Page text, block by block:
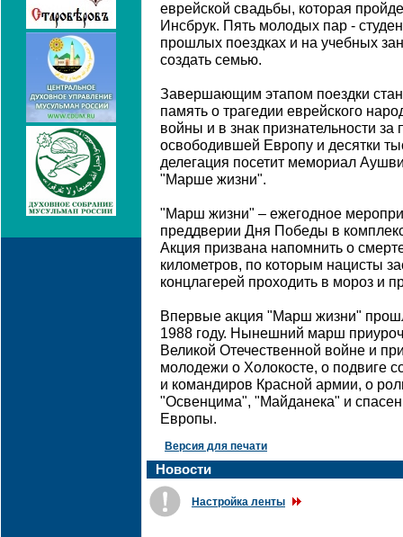
еврейской свадьбы, которая
Инсбрук. Пять молодых пар -
прошлых поездках и на учебных
создать семью.
Завершающим этапом поездки
память о трагедии еврейского
войны и в знак признательности
освободившей Европу и десятки
делегация посетит мемориал
"Марше жизни".
"Марш жизни" – ежегодное
преддверии Дня Победы в
Акция призвана напомнить о
километров, по которым нацисты
концлагерей проходить в мороз и
Впервые акция "Марш жизни"
1988 году. Нынешний марш
Великой Отечественной войне и
молодежи о Холокосте, о подвиге
и командиров Красной армии, о
"Освенцима", "Майданека" и
Европы.
Версия для печати
Новости
Настройка ленты